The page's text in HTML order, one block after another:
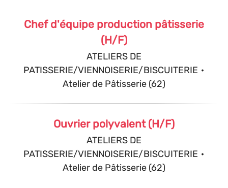
Chef d'équipe production pâtisserie
(H/F)
ATELIERS DE
PATISSERIE/VIENNOISERIE/BISCUITERIE ·
Atelier de Pâtisserie (62)
Ouvrier polyvalent (H/F)
ATELIERS DE
PATISSERIE/VIENNOISERIE/BISCUITERIE ·
Atelier de Pâtisserie (62)